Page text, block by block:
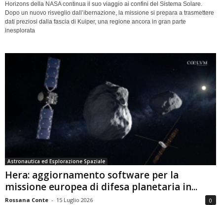
Horizons della NASA continua il suo viaggio ai confini del Sistema Solare.
Dopo un nuovo risveglio dall’ibernazione, la missione si prepara a trasmettere
dati preziosi dalla fascia di Kuiper, una regione ancora in gran parte
inesplorata
Astronautica ed Esplorazione Spaziale
Hera: aggiornamento software per la
missione europea di difesa planetaria in...
Rossana Conte - 15 Luglio 2026 0